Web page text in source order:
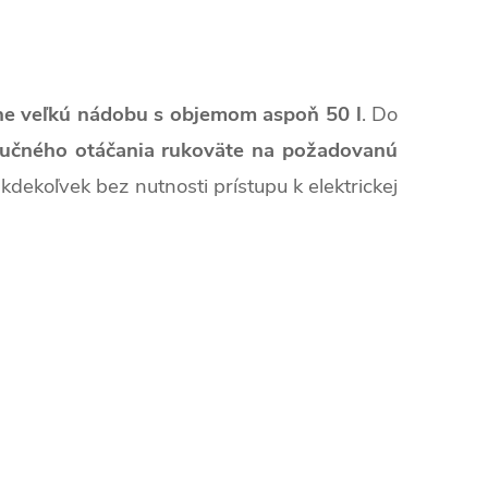
veľkú nádobu s objemom aspoň 50 l. Do
otáčania rukoväte na požadovanú
bez nutnosti prístupu k elektrickej